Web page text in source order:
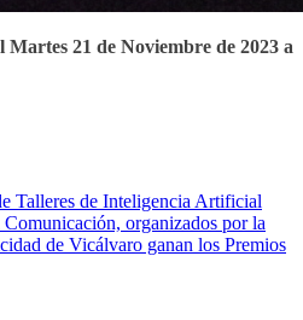
21 de Noviembre de 2023 a
Talleres de Inteligencia Artificial
organizados por la
de Vicálvaro ganan los Premios